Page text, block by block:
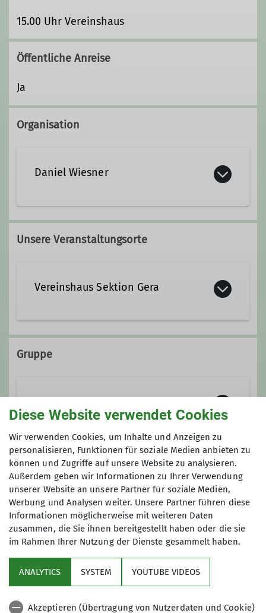
15.00 Uhr Vereinshaus
Öffentliche Anreise
Ja
Organisation
Daniel Wiesner
0176 477 80 801
daniel.wiesner@alpenverein-
Wanderführer = Übungsleiter C
Ämter
stellv. Wanderreferent
Unsere Veranstaltungsorte
Vereinshaus Sektion Gera
Rudolf Diener Straße 4
Gruppe
Wir wandern in Gera, in der Umgebung
und natürlich auch in den Mittel- und
Hochgebirgen. Unsere Sektion verfügt
über viele aktive Wanderer und über
ein vielfältiges Angebot an
Gemeinschaftswanderungen. Dabei
spielen das Miteinander und die
mittelfernen Umgebung eine wichtige
Rolle. Gemeinsam wollen wir allen
Preis
3€
Sektion
Diese Website verwendet Cookies
Wir verwenden Cookies, um Inhalte und Anzeigen zu
personalisieren, Funktionen für soziale Medien anbieten zu
können und Zugriffe auf unsere Website zu analysieren.
Außerdem geben wir Informationen zu Ihrer Verwendung
unserer Website an unsere Partner für soziale Medien,
Werbung und Analysen weiter. Unsere Partner führen diese
Informationen möglicherweise mit weiteren Daten
zusammen, die Sie ihnen bereitgestellt haben oder die sie
im Rahmen Ihrer Nutzung der Dienste gesammelt haben.
ANALYTICS SYSTEM YOUTUBE VIDEOS
Akzeptieren (Übertragung von Nutzerdaten und Cookie)